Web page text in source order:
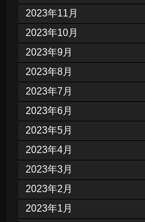
2023年11月
2023年10月
2023年9月
2023年8月
2023年7月
2023年6月
2023年5月
2023年4月
2023年3月
2023年2月
2023年1月